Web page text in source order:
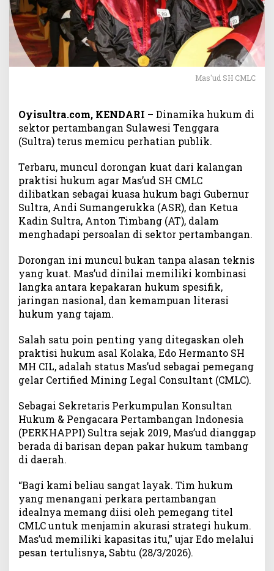
n
g
a
n
N
a
n
a
l
a
d
i
M
o
d
a
,
M
a
s
d
D
i
n
i
a
i
L
a
k
P
e
r
k
u
a
Mas'ud SH CMLC
Oyisultra.com, KENDARI – Dinamika hukum di
sektor pertambangan Sulawesi Tenggara
(Sultra) terus memicu perhatian publik.
Terbaru, muncul dorongan kuat dari kalangan
praktisi hukum agar Mas’ud SH CMLC
dilibatkan sebagai kuasa hukum bagi Gubernur
Sultra, Andi Sumangerukka (ASR), dan Ketua
Kadin Sultra, Anton Timbang (AT), dalam
menghadapi persoalan di sektor pertambangan.
Dorongan ini muncul bukan tanpa alasan teknis
yang kuat. Mas’ud dinilai memiliki kombinasi
langka antara kepakaran hukum spesifik,
jaringan nasional, dan kemampuan literasi
hukum yang tajam.
Salah satu poin penting yang ditegaskan oleh
praktisi hukum asal Kolaka, Edo Hermanto SH
MH CIL, adalah status Mas’ud sebagai pemegang
gelar Certified Mining Legal Consultant (CMLC).
Sebagai Sekretaris Perkumpulan Konsultan
Hukum & Pengacara Pertambangan Indonesia
(PERKHAPPI) Sultra sejak 2019, Mas’ud dianggap
berada di barisan depan pakar hukum tambang
di daerah.
“Bagi kami beliau sangat layak. Tim hukum
yang menangani perkara pertambangan
idealnya memang diisi oleh pemegang titel
CMLC untuk menjamin akurasi strategi hukum.
Mas’ud memiliki kapasitas itu,” ujar Edo melalui
pesan tertulisnya, Sabtu (28/3/2026).